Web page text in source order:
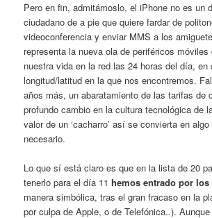
Pero en fin, admitámoslo, el iPhone no es un
ciudadano de a pie que quiere fardar de
videoconferencia y enviar MMS a los
representa la nueva ola de periféricos
nuestra vida en la red las 24 horas del día, en
longitud/latitud en la que nos encontremos.
años más, un abaratamiento de las tarifas de
profundo cambio en la cultura tecnológica de
valor de un ‘cacharro’ así se convierta en
necesario.
Lo que sí está claro es que en la lista de 20
tenerlo para el día 11hemos entrado por los
manera simbólica, tras el gran fracaso en la
por culpa de Apple, o de Telefónica..).